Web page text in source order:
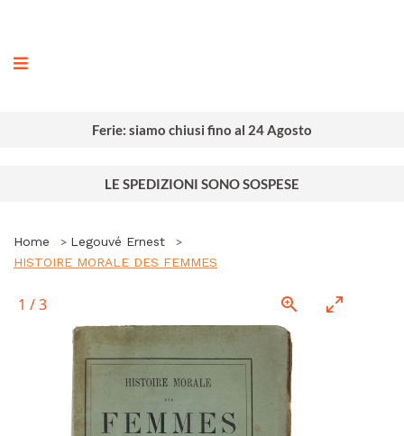
Ferie: siamo chiusi fino al 24 Agosto
LE SPEDIZIONI SONO SOSPESE
Home
Legouvé Ernest
HISTOIRE MORALE DES FEMMES
1 /3